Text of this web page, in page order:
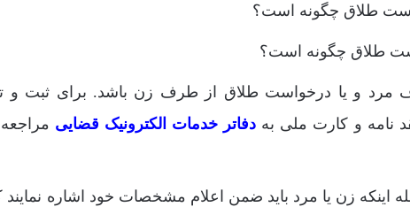
طلاق چگونه است؟
مرد و یا درخواست طلاق از طرف زن باشد. برای ثبت و
نامه و کارت ملی به دفاتر خدمات الکترونیک قضایی
اینکه زن یا مرد باید ضمن اعلام مشخصات خود اشاره نمایند